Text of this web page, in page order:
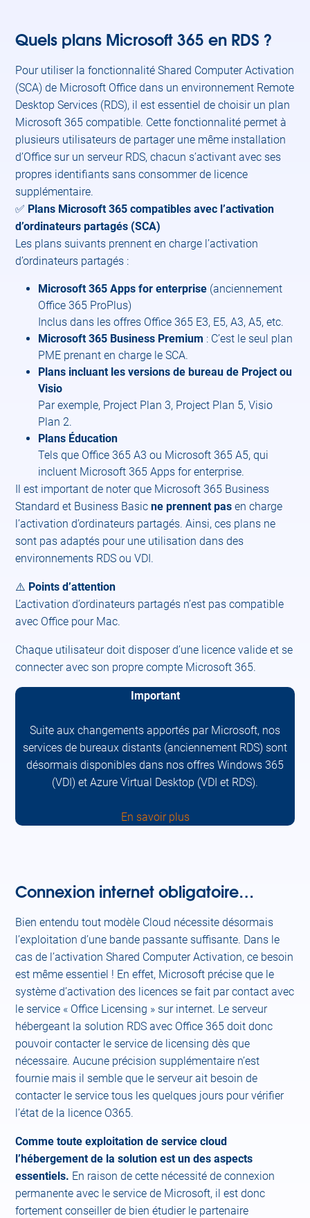
Quels plans Microsoft 365 en RDS ?
​Pour utiliser la fonctionnalité Shared Computer Activation
(SCA) de Microsoft Office dans un environnement Remote
Desktop Services (RDS), il est essentiel de choisir un plan
Microsoft 365 compatible. Cette fonctionnalité permet à
plusieurs utilisateurs de partager une même installation
d’Office sur un serveur RDS, chacun s’activant avec ses
propres identifiants sans consommer de licence
supplémentaire.​
✅ Plans Microsoft 365 compatibles avec l’activation
d’ordinateurs partagés (SCA)
Les plans suivants prennent en charge l’activation
d’ordinateurs partagés :​
Microsoft 365 Apps for enterprise (anciennement
Office 365 ProPlus)
Inclus dans les offres Office 365 E3, E5, A3, A5, etc.​
Microsoft 365 Business Premium : C’est le seul plan
PME prenant en charge le SCA.​
Plans incluant les versions de bureau de Project ou
Visio
Par exemple, Project Plan 3, Project Plan 5, Visio
Plan 2.​
Plans Éducation
Tels que Office 365 A3 ou Microsoft 365 A5, qui
incluent Microsoft 365 Apps for enterprise.​
Il est important de noter que Microsoft 365 Business
Standard et Business Basicne prennent pas en charge
l’activation d’ordinateurs partagés. Ainsi, ces plans ne
sont pas adaptés pour une utilisation dans des
environnements RDS ou VDI.​
⚠️ Points d’attention
L’activation d’ordinateurs partagés n’est pas compatible
avec Office pour Mac.​
Chaque utilisateur doit disposer d’une licence valide et se
connecter avec son propre compte Microsoft 365.​
Important
Suite aux changements apportés par Microsoft, nos
services de bureaux distants (anciennement RDS) sont
désormais disponibles dans nos offres Windows 365
(VDI) et Azure Virtual Desktop (VDI et RDS).
En savoir plus
Connexion internet obligatoire…
Bien entendu tout modèle Cloud nécessite désormais
l’exploitation d’une bande passante suffisante. Dans le
cas de l’activation Shared Computer Activation, ce besoin
est même essentiel ! En effet, Microsoft précise que le
système d’activation des licences se fait par contact avec
le service « Office Licensing » sur internet. Le serveur
hébergeant la solution RDS avec Office 365 doit donc
pouvoir contacter le service de licensing dès que
nécessaire. Aucune précision supplémentaire n’est
fournie mais il semble que le serveur ait besoin de
contacter le service tous les quelques jours pour vérifier
l’état de la licence O365.
Comme toute exploitation de service cloud
l’hébergement de la solution est un des aspects
essentiels. En raison de cette nécessité de connexion
permanente avec le service de Microsoft, il est donc
fortement conseiller de bien étudier le partenaire